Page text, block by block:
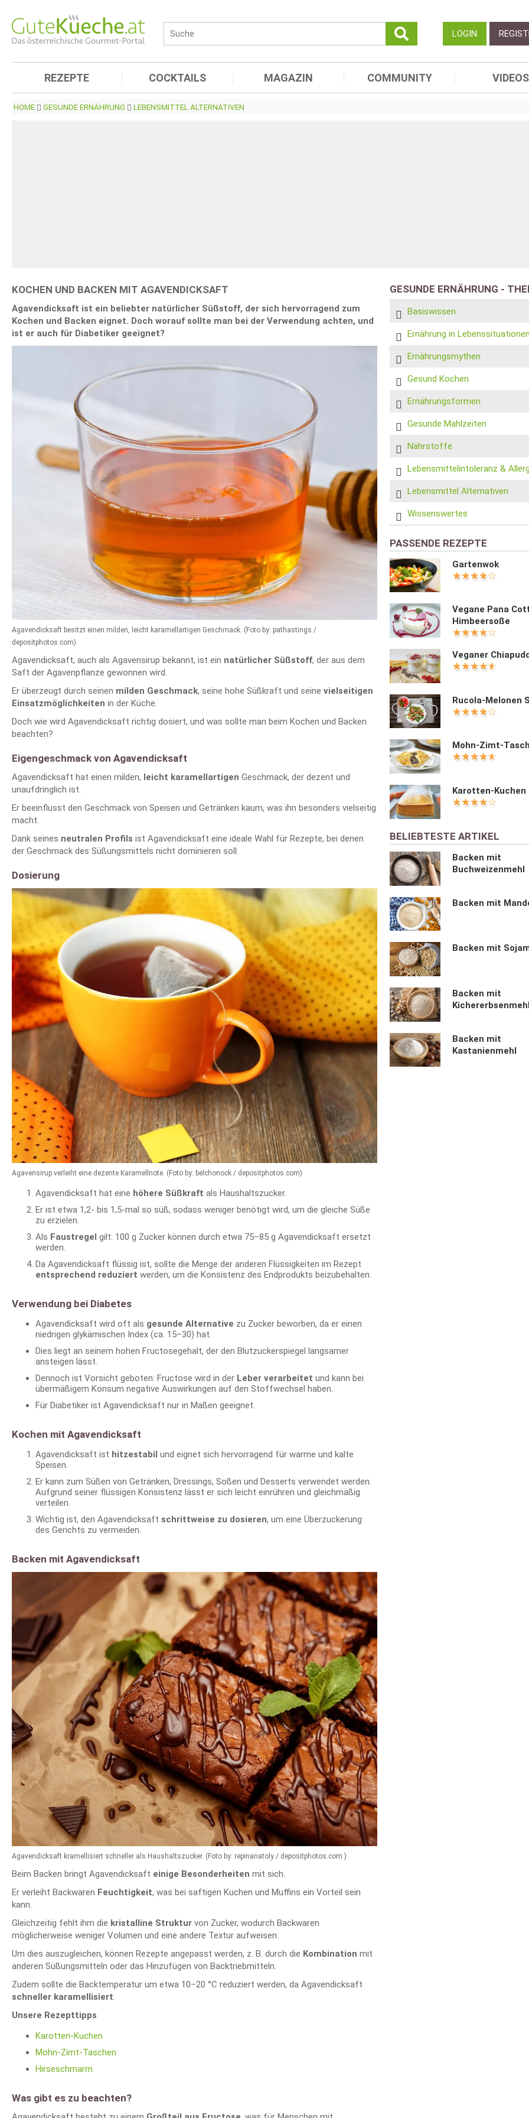
LOGIN
REZEPTE COCKTAILS MAGAZIN COMMUNITY VIDEOS
HOME GESUNDE ERNÄHRUNG LEBENSMITTEL ALTERNATIVEN
KOCHEN UND BACKEN MIT AGAVENDICKSAFT
Agavendicksaft ist ein beliebter natürlicher Süßstoff, der sich hervorragend zum
Kochen und Backen eignet. Doch worauf sollte man bei der Verwendung achten, und
ist er auch für Diabetiker geeignet?
Agavendicksaft besitzt einen milden, leicht karamellartigen Geschmack. (Foto by: pathastings /
depositphotos.com)
Agavendicksaft, auch als Agavensirup bekannt, ist ein natürlicher Süßstoff, der aus dem
Saft der Agavenpflanze gewonnen wird.
Er überzeugt durch seinen milden Geschmack, seine hohe Süßkraft und seine vielseitigen
Einsatzmöglichkeiten in der Küche.
Doch wie wird Agavendicksaft richtig dosiert, und was sollte man beim Kochen und Backen
beachten?
Eigengeschmack von Agavendicksaft
Agavendicksaft hat einen milden, leicht karamellartigen Geschmack, der dezent und
unaufdringlich ist.
Er beeinflusst den Geschmack von Speisen und Getränken kaum, was ihn besonders vielseitig
macht.
Dank seines neutralen Profils ist Agavendicksaft eine ideale Wahl für Rezepte, bei denen
der Geschmack des Süßungsmittels nicht dominieren soll.
Dosierung
Agavensirup verleiht eine dezente Karamellnote. (Foto by: belchonock / depositphotos.com)
Agavendicksaft hat eine höhere Süßkraft als Haushaltszucker.
Er ist etwa 1,2- bis 1,5-mal so süß, sodass weniger benötigt wird, um die gleiche Süße
zu erzielen.
Als Faustregel gilt: 100 g Zucker können durch etwa 75–85 g Agavendicksaft ersetzt
werden.
Da Agavendicksaft flüssig ist, sollte die Menge der anderen Flüssigkeiten im Rezept
entsprechend reduziert werden, um die Konsistenz des Endprodukts beizubehalten.
Verwendung bei Diabetes
Agavendicksaft wird oft als gesunde Alternative zu Zucker beworben, da er einen
niedrigen glykämischen Index (ca. 15–30) hat.
Dies liegt an seinem hohen Fructosegehalt, der den Blutzuckerspiegel langsamer
ansteigen lässt.
Dennoch ist Vorsicht geboten: Fructose wird in der Leber verarbeitet und kann bei
übermäßigem Konsum negative Auswirkungen auf den Stoffwechsel haben.
Für Diabetiker ist Agavendicksaft nur in Maßen geeignet.
Kochen mit Agavendicksaft
Agavendicksaft ist hitzestabil und eignet sich hervorragend für warme und kalte
Speisen.
Er kann zum Süßen von Getränken, Dressings, Soßen und Desserts verwendet werden.
Aufgrund seiner flüssigen Konsistenz lässt er sich leicht einrühren und gleichmäßig
verteilen.
Wichtig ist, den Agavendicksaft schrittweise zu dosieren, um eine Überzuckerung
des Gerichts zu vermeiden.
Backen mit Agavendicksaft
Agavendicksaft kramellisiert schneller als Haushaltszucker. (Foto by: repinanatoly / depositphotos.com )
Beim Backen bringt Agavendicksaft einige Besonderheiten mit sich.
Er verleiht Backwaren Feuchtigkeit, was bei saftigen Kuchen und Muffins ein Vorteil sein
kann.
Gleichzeitig fehlt ihm die kristalline Struktur von Zucker, wodurch Backwaren
möglicherweise weniger Volumen und eine andere Textur aufweisen.
Um dies auszugleichen, können Rezepte angepasst werden, z. B. durch die Kombination mit
anderen Süßungsmitteln oder das Hinzufügen von Backtriebmitteln.
Zudem sollte die Backtemperatur um etwa 10–20 °C reduziert werden, da Agavendicksaft
schneller karamellisiert.
Unsere Rezepttipps
Karotten-Kuchen
Mohn-Zimt-Taschen
Hirseschmarrn
Was gibt es zu beachten?
GESUNDE ERNÄHRUNG -
Basiswissen
Ernährung in Lebenssituationen
Ernährungsmythen
Gesund Kochen
Ernährungsformen
Gesunde Mahlzeiten
Nährstoffe
Lebensmittelintoleranz &
Lebensmittel Alternativen
Wissenswertes
PASSENDE REZEPTE
Gartenwok
Vegane Pana
Himbeersoße
Veganer
Rucola-Melonen
Mohn-Zimt-
Karotten-Kuchen
BELIEBTESTE ARTIKEL
Backen mit
Buchweizenmehl
Backen mit
Backen mit
Backen mit
Kichererbsenmehl
Backen mit
Kastanienmehl